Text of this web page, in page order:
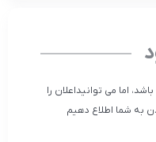
اما می توانیداعلان را
به شما اطلاع دهیم